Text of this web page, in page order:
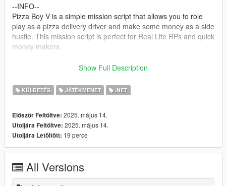
--INFO--
Pizza Boy V is a simple mission script that allows you to role
play as a pizza delivery driver and make some money as a side
hustle. This mission script is perfect for Real Life RPs and quick
money makers.
--Planned Features--
More Routes
ScriptHookV
The LATEST Version of ScriptHookVDotNet
A LEGAL Copy Of Grand Theft Auto V Legacy
Drag and drop ScriptHookV and dinput8 into your GTA Main
Directory(Where GTAV.exe is)
Show Full Description
KÜLDETÉS JÁTÉKMENET .NET
Először Feltöltve: 2025. május 14.
Utoljára Feltöltve: 2025. május 14.
Utoljára Letöltött: 19 perce
All Versions